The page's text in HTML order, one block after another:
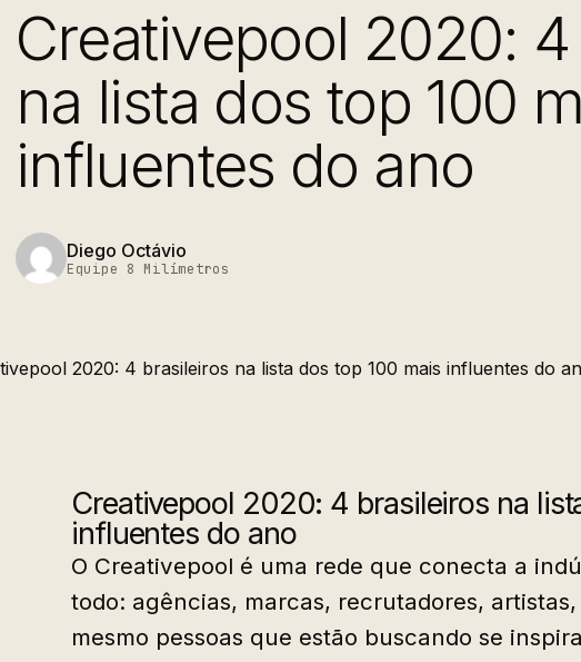
Creativepool 2020:
na lista dos top 100
influentes do ano
Diego Octávio
Equipe 8 Milímetros
Creativepool 2020: 4 brasileiros na
influentes do ano
O Creativepool é uma rede que conecta a
todo: agências, marcas, recrutadores,
mesmo pessoas que estão buscando se